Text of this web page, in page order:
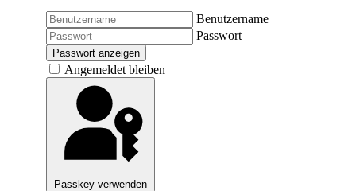
Benutzername
Passwort
Passwort anzeigen
Angemeldet bleiben
Passkey verwenden